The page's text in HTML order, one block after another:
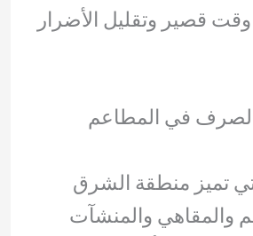
قصير وتقليل الأضرار
الصرف في المطاعم
تميز منطقة الشرق
والمقاهي والمنشآت